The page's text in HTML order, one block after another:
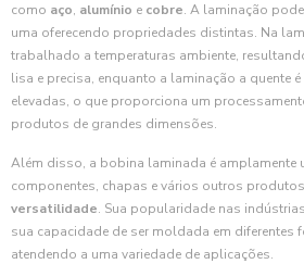
como aço, alumínio e cobre. A laminação
uma oferecendo propriedades distintas. Na
trabalhado a temperaturas ambiente,
lisa e precisa, enquanto a laminação a quente
elevadas, o que proporciona um
produtos de grandes dimensões.
Além disso, a bobina laminada é amplamente
componentes, chapas e vários outros
versatilidade. Sua popularidade nas
sua capacidade de ser moldada em diferentes
atendendo a uma variedade de aplicações.